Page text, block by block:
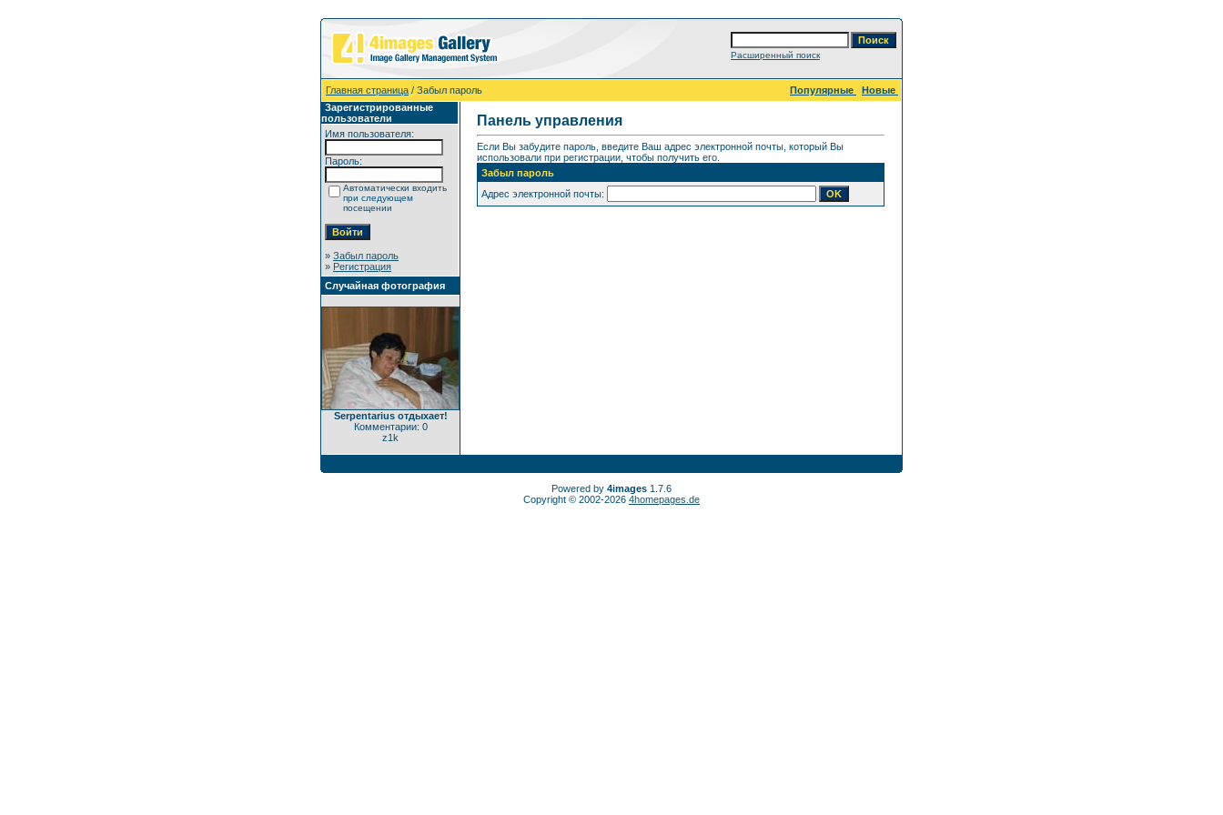
Расширенный поиск
Главная страница / Забыл пароль Популярные
Новые
Зарегистрированные
пользователи
Имя пользователя:
Пароль:
Автоматически входить
при следующем
посещении
» Забыл пароль
» Регистрация
Случайная фотография
Serpentarius отдыхает!
Комментарии: 0
z1k
Панель управления
Если Вы забудите пароль, введите Ваш адрес электронной почты, который Вы
использовали при регистрации, чтобы получить его.
Забыл пароль
Адрес электронной почты:
Powered by 4images 1.7.6
Copyright © 2002-2026 4homepages.de